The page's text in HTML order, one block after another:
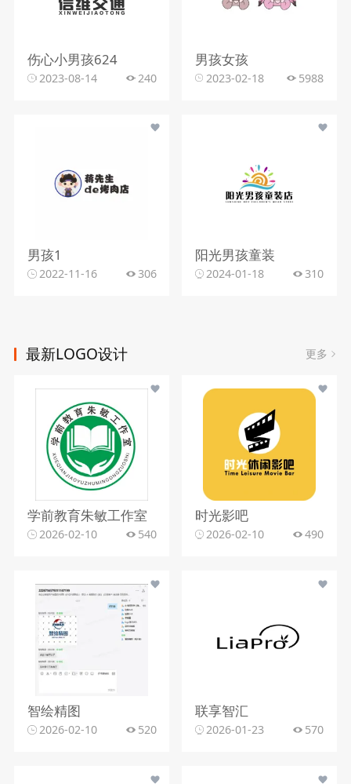
伤心小男孩624
2023-08-14 240
男孩女孩
2023-02-18 5988
男孩1
2022-11-16 306
阳光男孩童装
2024-01-18 310
最新LOGO设计 更多
学前教育朱敏工作室
2026-02-10 540
时光影吧
2026-02-10 490
智绘精图
2026-02-10 520
联享智汇
2026-01-23 570